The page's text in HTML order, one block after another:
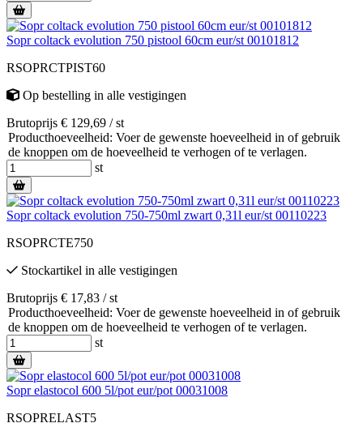
Sopr coltack evolution 750 pistool 60cm eur/st 00101812
RSOPRCTPIST60
Op bestelling in alle vestigingen
Brutoprijs € 129,69 / st
Producthoeveelheid: Voer de gewenste hoeveelheid in of gebruik
de knoppen om de hoeveelheid te verhogen of te verlagen.
st
Sopr coltack evolution 750-750ml zwart 0,31l eur/st 00110223
RSOPRCTE750
Stockartikel in alle vestigingen
Brutoprijs € 17,83 / st
Producthoeveelheid: Voer de gewenste hoeveelheid in of gebruik
de knoppen om de hoeveelheid te verhogen of te verlagen.
st
Sopr elastocol 600 5l/pot eur/pot 00031008
RSOPRELAST5